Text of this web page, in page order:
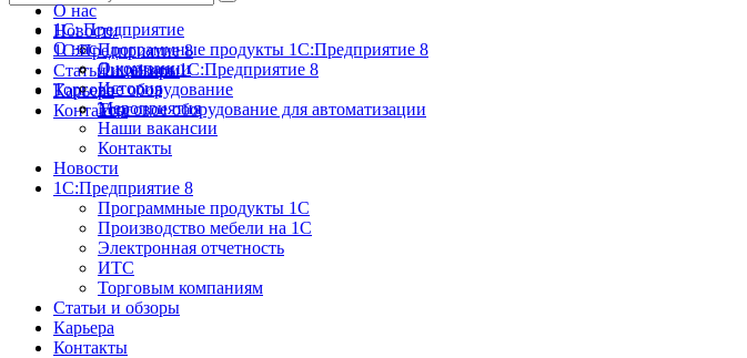
О нас
Новости
1С:Предприятие 8
Статьи и обзоры
Карьера
Контакты
1С: Предприятие
Программные продукты 1С:Предприятие 8
Лицензии 1С:Предприятие 8
Торговое оборудование
Торговое оборудование для автоматизации
О нас
О компании
История
Мероприятия
Наши вакансии
Контакты
Новости
1С:Предприятие 8
Программные продукты 1С
Производство мебели на 1С
Электронная отчетность
ИТС
Торговым компаниям
Статьи и обзоры
Карьера
Контакты